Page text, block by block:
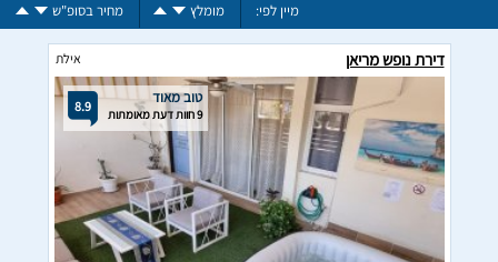
מיין לפי: מומלץ מחיר בסופ"ש
דירת נופש מריאן אילת
8.9 טוב מאוד
9 חוות דעת מאומתות